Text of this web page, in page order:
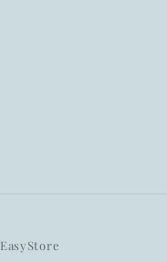
EasyStore